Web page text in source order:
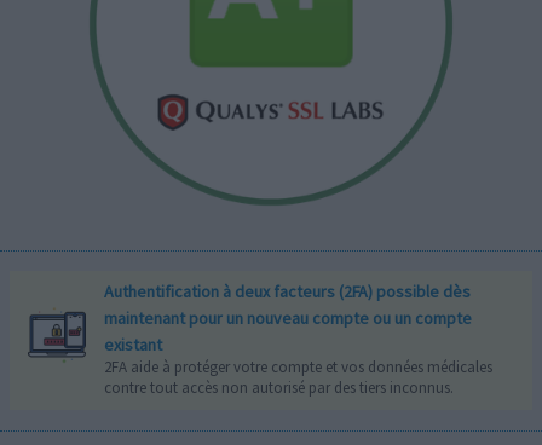
Authentification à deux facteurs (2FA) possible dès
maintenant pour un nouveau compte ou un compte
existant
2FA aide à protéger votre compte et vos données médicales
contre tout accès non autorisé par des tiers inconnus.